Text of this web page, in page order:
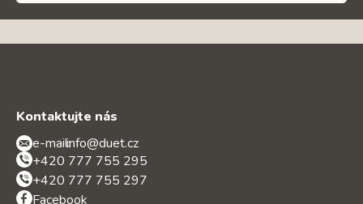
Kontaktujte nás
e-mail:info@duet.cz
+420 777 755 295
+420 777 755 297
Facebook